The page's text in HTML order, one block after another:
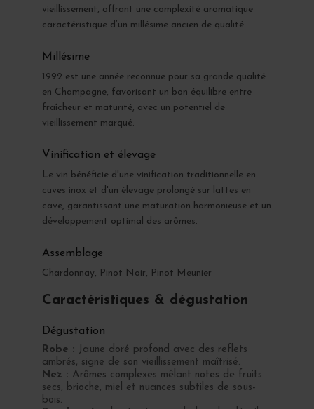
vieillissement, offrant une complexité aromatique
caractéristique d’un millésime ancien de qualité.
Millésime
1992 est une année reconnue pour sa grande qualité
en Champagne, favorisant un bon équilibre entre
fraîcheur et maturité, avec un potentiel de
vieillissement marqué.
Vinification et élevage
Le vin bénéficie d'une vinification traditionnelle en
cuves inox et d'un élevage prolongé sur lattes en
cave, garantissant une maturation harmonieuse et un
développement optimal des arômes.
Assemblage
Chardonnay, Pinot Noir, Pinot Meunier
Caractéristiques & dégustation
Dégustation
Robe : Jaune doré profond avec des reflets
ambrés, signe de son vieillissement maîtrisé.
Nez : Arômes complexes mêlant notes de fruits
secs, brioche, miel et nuances subtiles de sous-
bois.